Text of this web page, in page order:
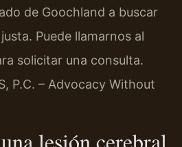
de Goochland a buscar
Puede llamarnos al
solicitar una consulta.
P.C. – Advocacy Without
lesión cerebral